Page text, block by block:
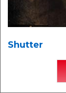
Shutter